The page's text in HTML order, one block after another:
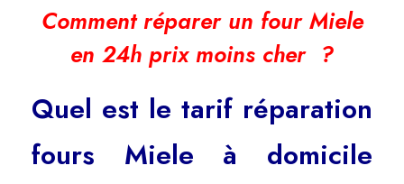
Comment réparer un four Miele
en 24h prix moins cher ?
Quel est le tarif réparation
fours Miele à domicile